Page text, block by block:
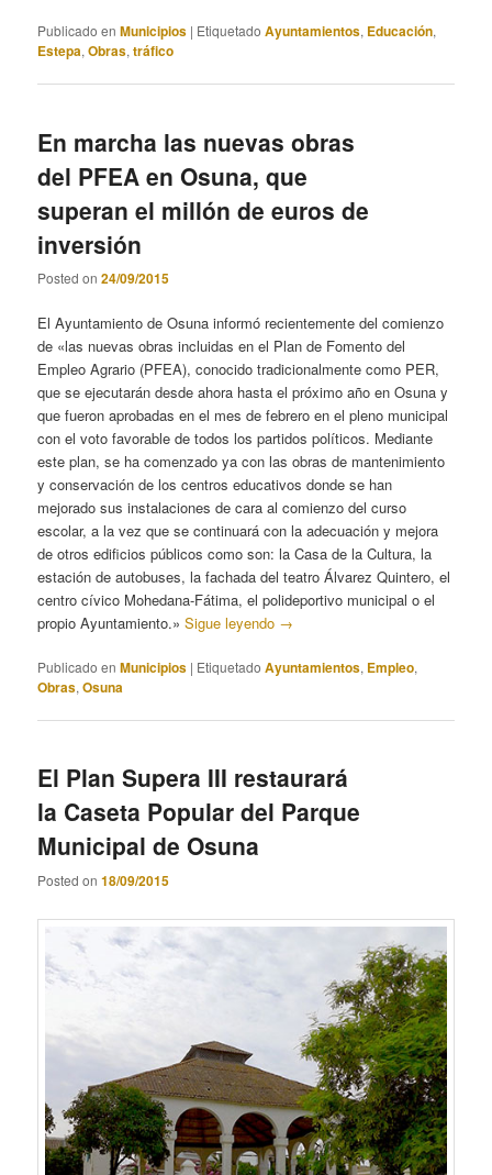
Publicado en Municipios | Etiquetado Ayuntamientos, Educación,
Estepa,Obras,tráfico
En marcha las nuevas obras
del PFEA en Osuna, que
superan el millón de euros de
inversión
Posted on24/09/2015
El Ayuntamiento de Osuna informó recientemente del comienzo
de «las nuevas obras incluidas en el Plan de Fomento del
Empleo Agrario (PFEA), conocido tradicionalmente como PER,
que se ejecutarán desde ahora hasta el próximo año en Osuna y
que fueron aprobadas en el mes de febrero en el pleno municipal
con el voto favorable de todos los partidos políticos. Mediante
este plan, se ha comenzado ya con las obras de mantenimiento
y conservación de los centros educativos donde se han
mejorado sus instalaciones de cara al comienzo del curso
escolar, a la vez que se continuará con la adecuación y mejora
de otros edificios públicos como son: la Casa de la Cultura, la
estación de autobuses, la fachada del teatro Álvarez Quintero, el
centro cívico Mohedana-Fátima, el polideportivo municipal o el
propio Ayuntamiento.»Sigue leyendo →
Publicado en Municipios | Etiquetado Ayuntamientos, Empleo,
Obras,Osuna
El Plan Supera III restaurará
la Caseta Popular del Parque
Municipal de Osuna
Posted on18/09/2015